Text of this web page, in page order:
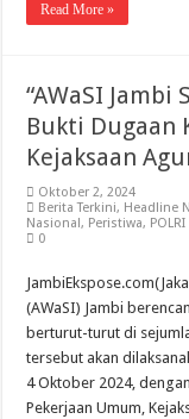
Read More »
“AWaSI Jambi
Bukti Dugaan
Kejaksaan
Oktober 2, 2024
Berita Terkini, Headline
Nasional, Peristiwa, POLRI
0
(AWaSI) Jambi
berturut-turut di
tersebut akan
4 Oktober 2024,
Pekerjaan Umum,